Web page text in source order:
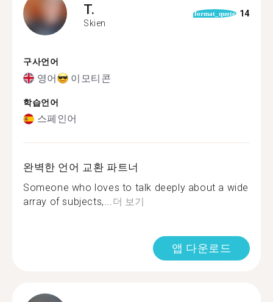
T.
Skien
format_quote 14
구사언어
영어 이모티콘
학습언어
스페인어
완벽한 언어 교환 파트너
Someone who loves to talk deeply about a wide
array of subjects,...더 보기
앱 다운로드